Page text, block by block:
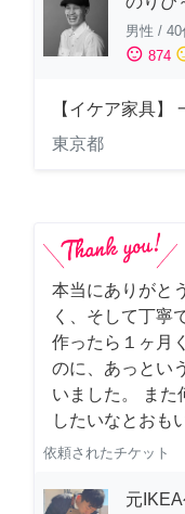
男性 / 40
sentiment_satisfied 874
【イケア家具】
東京都
本当にありがと
く、そして丁寧
作ったら１ヶ月
のに、あっとい
いました。 また
したいなとおも
依頼されたチケット
元